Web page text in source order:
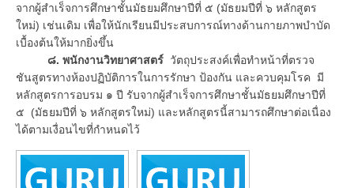
จากผู้สำเร็จการศึกษาชั้นมัธยมศึกษาปีที่ ๕ (มัธยมปีที่ ๖ หลักสูตร
ใหม่) เช่นเดิม เพื่อให้นักเรียนมีประสบการณ์ทางด้านกายภาพบำบัด
เบื้องต้นให้มากยิ่งขึ้น
๘. พนักงานวิทยาศาสตร์ วัตถุประสงค์เพื่อทำหน้าที่ตรวจ
ชันสูตรทางห้องปฏิบัติการในการรักษา ป้องกัน และควบคุมโรค มี
หลักสูตรการอบรม ๑ ปี รับจากผู้สำเร็จการศึกษาชั้นมัธยมศึกษาปีที่
๕ (มัธยมปีที่ ๖ หลักสูตรใหม่) และหลักสูตรนี้สามารถศึกษาต่อเนื่อง
ได้ตามเงื่อนไขที่กำหนดไว้